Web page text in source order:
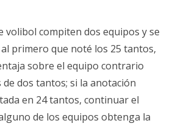
volibol compiten dos equipos y se
primero que noté los 25 tantos,
sobre el equipo contrario
dos tantos; si la anotación
en 24 tantos, continuar el
de los equipos obtenga la